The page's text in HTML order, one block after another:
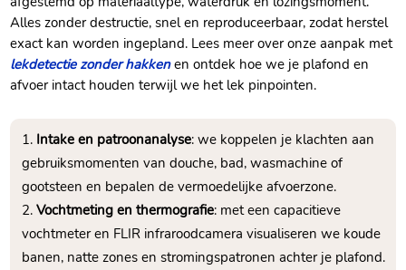
Alles zonder destructie, snel en reproduceerbaar, zodat herstel
exact kan worden ingepland.​ Lees meer over onze aanpak met
lekdetectie zonder hakkenen ontdek hoe we je plafond en
afvoer intact houden terwijl we het lek pinpointen.​
Intake en patroonanalyse: we koppelen je klachten aan
gebruiksmomenten van douche, bad, wasmachine of
gootsteen en bepalen de vermoedelijke afvoerzone.​
Vochtmeting en thermografie: met een capacitieve
vochtmeter en FLIR infraroodcamera visualiseren we koude
banen, natte zones en stromingspatronen achter je plafond.​